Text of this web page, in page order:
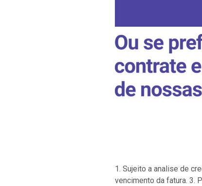
1. Sujeito a analise de
vencimento da fatura. 3.